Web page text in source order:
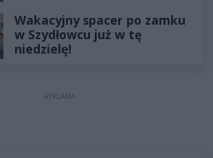
Wakacyjny spacer po zamku
w Szydłowcu już w tę
niedzielę!
REKLAMA